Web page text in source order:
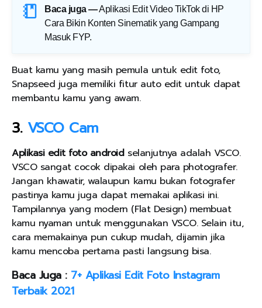
Baca juga —Aplikasi Edit Video TikTok di HP
Cara Bikin Konten Sinematik yang Gampang
Masuk FYP.
Buat kamu yang masih pemula untuk edit foto,
Snapseed juga memiliki fitur auto edit untuk dapat
membantu kamu yang awam.
3. VSCO Cam
Aplikasi edit foto androidselanjutnya adalah VSCO.
VSCO sangat cocok dipakai oleh para photografer.
Jangan khawatir, walaupun kamu bukan fotografer
pastinya kamu juga dapat memakai aplikasi ini.
Tampilannya yang modern (Flat Design) membuat
kamu nyaman untuk menggunakan VSCO. Selain itu,
cara memakainya pun cukup mudah, dijamin jika
kamu mencoba pertama pasti langsung bisa.
Baca Juga : 7+ Aplikasi Edit Foto Instagram
Terbaik 2021